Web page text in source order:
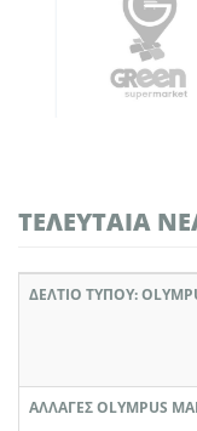
ΤΕΛΕΥΤΑΊΑ
ΔΕΛΤΙΟ ΤΥΠΟΥ:
ΑΛΛΑΓΈΣ OLYMPUS